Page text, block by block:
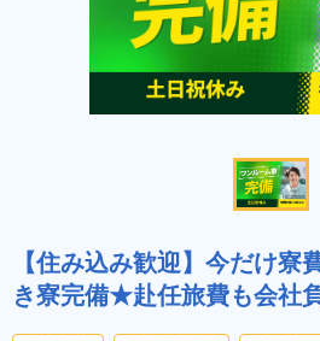
【住み込み歓迎】今だけ寮
き寮完備★赴任旅費も会社